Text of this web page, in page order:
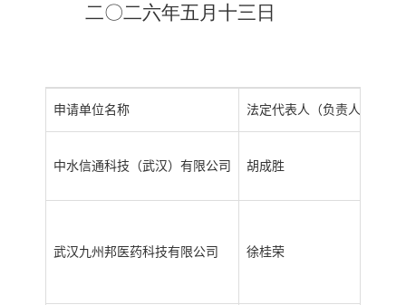
二〇二六年五月十三日
申请单位名称 法定代表人（负责人）
中水信通科技（武汉）有限公司 胡成胜
武汉九州邦医药科技有限公司 徐桂荣